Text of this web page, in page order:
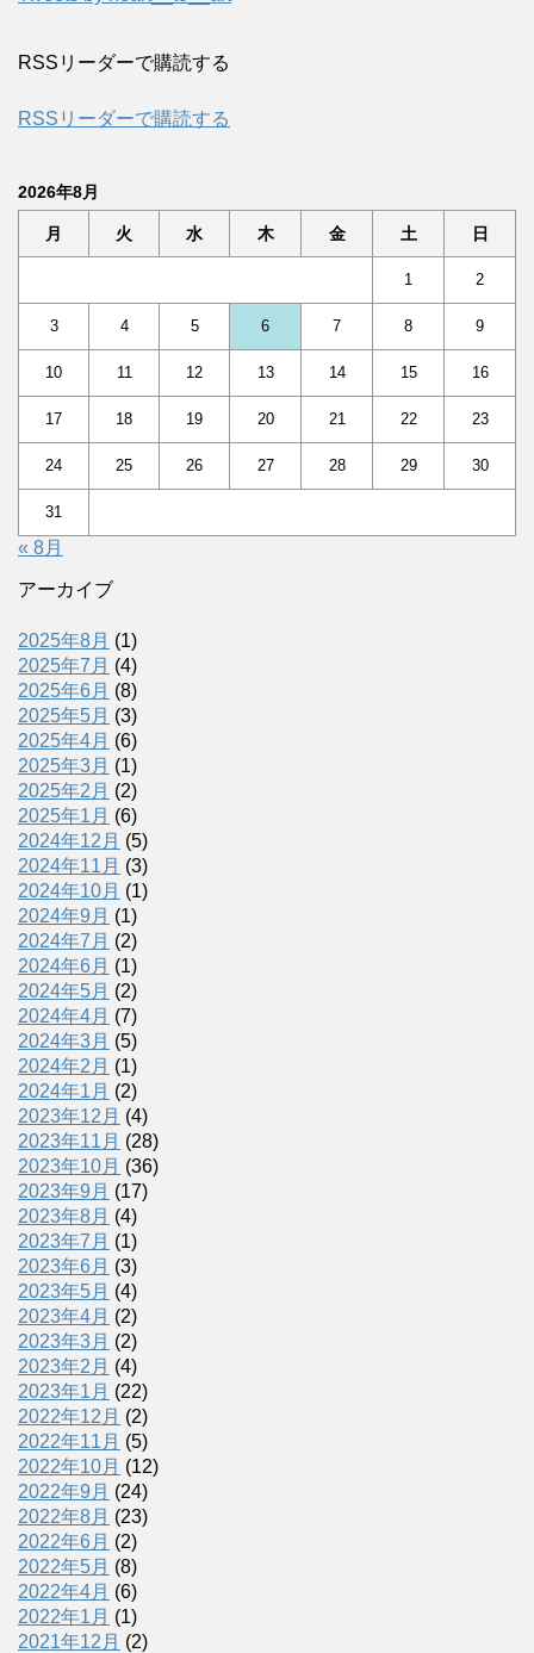
RSSリーダーで購読する
RSSリーダーで購読する
2026年8月
月 火 水 木 金 土 日
1 2
3 4 5 6 7 8 9
10 11 12 13 14 15 16
17 18 19 20 21 22 23
24 25 26 27 28 29 30
31
« 8月
アーカイブ
2025年8月 (1)
2025年7月 (4)
2025年6月 (8)
2025年5月 (3)
2025年4月 (6)
2025年3月 (1)
2025年2月 (2)
2025年1月 (6)
2024年12月 (5)
2024年11月 (3)
2024年10月 (1)
2024年9月 (1)
2024年7月 (2)
2024年6月 (1)
2024年5月 (2)
2024年4月 (7)
2024年3月 (5)
2024年2月 (1)
2024年1月 (2)
2023年12月 (4)
2023年11月 (28)
2023年10月 (36)
2023年9月 (17)
2023年8月 (4)
2023年7月 (1)
2023年6月 (3)
2023年5月 (4)
2023年4月 (2)
2023年3月 (2)
2023年2月 (4)
2023年1月 (22)
2022年12月 (2)
2022年11月 (5)
2022年10月 (12)
2022年9月 (24)
2022年8月 (23)
2022年6月 (2)
2022年5月 (8)
2022年4月 (6)
2022年1月 (1)
2021年12月 (2)